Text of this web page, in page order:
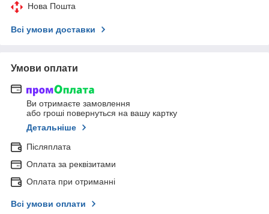
Нова Пошта
Всі умови доставки
Умови оплати
Ви отримаєте замовлення
або гроші повернуться на вашу картку
Детальніше
Післяплата
Оплата за реквізитами
Оплата при отриманні
Всі умови оплати